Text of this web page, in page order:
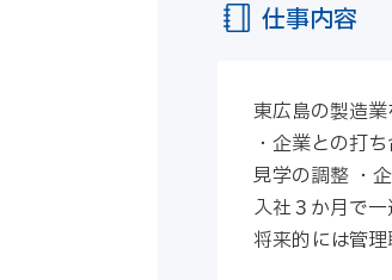
仕事内容
東広島の製造
・企業との打
見学の調整 ・
入社３か月で
将来的には管